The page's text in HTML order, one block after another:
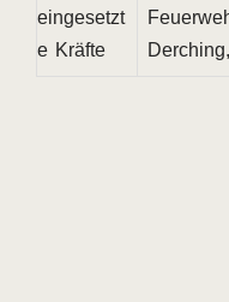
eingesetzt
e Kräfte